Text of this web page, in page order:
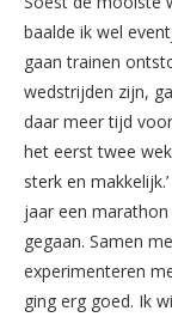
baalde ik wel
gaan trainen
wedstrijden zijn,
daar meer tijd
het eerst twee
sterk en
jaar een
gegaan. Samen
experimenteren
ging erg goed. Ik